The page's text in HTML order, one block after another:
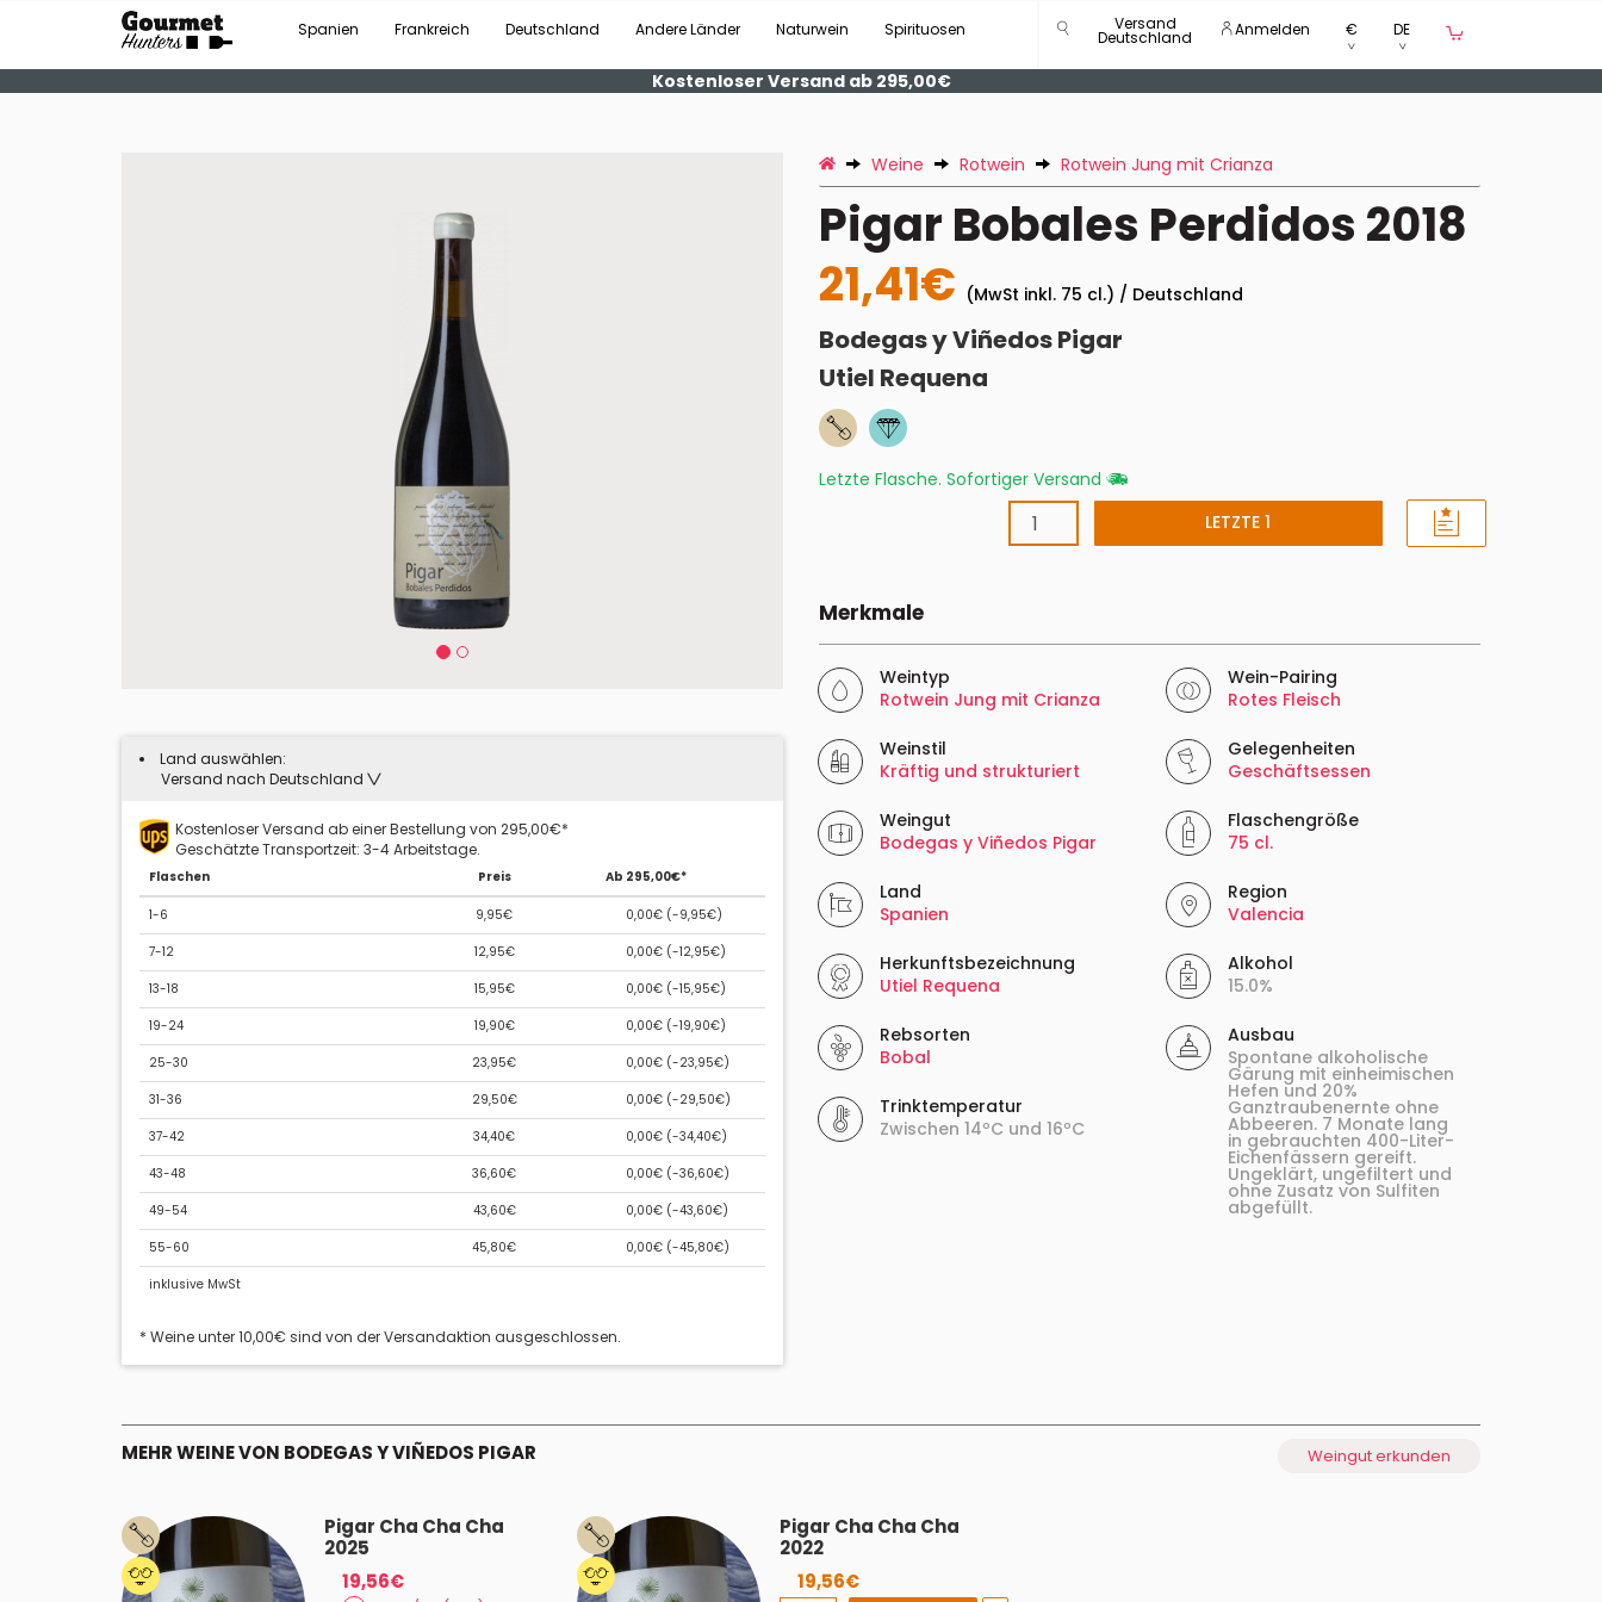
Spanien Frankreich Deutschland Andere Länder Naturwein Spirituosen Versand
Deutschland Anmelden € DE
Kostenloser Versand ab 295,00€
Land auswählen:
Versand nach Deutschland
Kostenloser Versand ab einer Bestellung von 295,00€*
Geschätzte Transportzeit: 3-4 Arbeitstage.
Flaschen Preis Ab 295,00€*
1-6 9,95€ 0,00€ (-9,95€)
7-12 12,95€ 0,00€ (-12,95€)
13-18 15,95€ 0,00€ (-15,95€)
19-24 19,90€ 0,00€ (-19,90€)
25-30 23,95€ 0,00€ (-23,95€)
31-36 29,50€ 0,00€ (-29,50€)
37-42 34,40€ 0,00€ (-34,40€)
43-48 36,60€ 0,00€ (-36,60€)
49-54 43,60€ 0,00€ (-43,60€)
55-60 45,80€ 0,00€ (-45,80€)
inklusive MwSt
* Weine unter 10,00€ sind von der Versandaktion ausgeschlossen.
Weine Rotwein Rotwein Jung mit Crianza
Pigar Bobales Perdidos 2018
21,41€ (MwSt inkl. 75 cl.) / Deutschland
Bodegas y Viñedos Pigar
Utiel Requena
Letzte Flasche. Sofortiger Versand
LETZTE 1
Merkmale
Weintyp
Rotwein Jung mit Crianza
Wein-Pairing
Rotes Fleisch
Weinstil
Kräftig und strukturiert
Gelegenheiten
Geschäftsessen
Weingut
Bodegas y Viñedos Pigar
Flaschengröße
75 cl.
Land
Spanien
Region
Valencia
Herkunftsbezeichnung
Utiel Requena
Alkohol
15.0%
Rebsorten
Bobal
Trinktemperatur
Zwischen 14ºC und 16ºC
Ausbau
Spontane alkoholische
Gärung mit einheimischen
Hefen und 20%
Ganztraubenernte ohne
Abbeeren. 7 Monate lang
in gebrauchten 400-Liter-
Eichenfässern gereift.
Ungeklärt, ungefiltert und
ohne Zusatz von Sulfiten
abgefüllt.
MEHR WEINE VON BODEGAS Y VIÑEDOS PIGAR Weingut erkunden
Pigar Cha Cha Cha
2025
19,56€
Pigar Cha Cha Cha
2022
19,56€